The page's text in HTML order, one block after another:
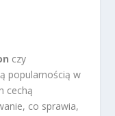
czy
popularnością w
cechą
co sprawia,